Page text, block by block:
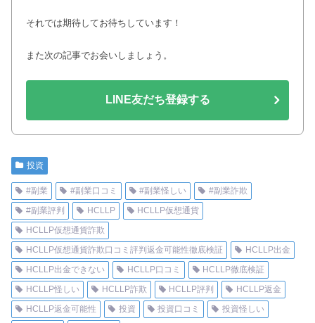
それでは期待してお待ちしています！
また次の記事でお会いしましょう。
LINE友だち登録する
投資
#副業 #副業口コミ #副業怪しい
#副業詐欺
#副業評判
HCLLP
HCLLP仮想通貨
HCLLP仮想通貨詐欺
HCLLP仮想通貨詐欺口コミ評判返金可能性徹底検証
HCLLP出金
HCLLP出金できない
HCLLP口コミ
HCLLP徹底検証
HCLLP怪しい
HCLLP詐欺 HCLLP評判
HCLLP返金
HCLLP返金可能性
投資 投資口コミ
投資怪しい